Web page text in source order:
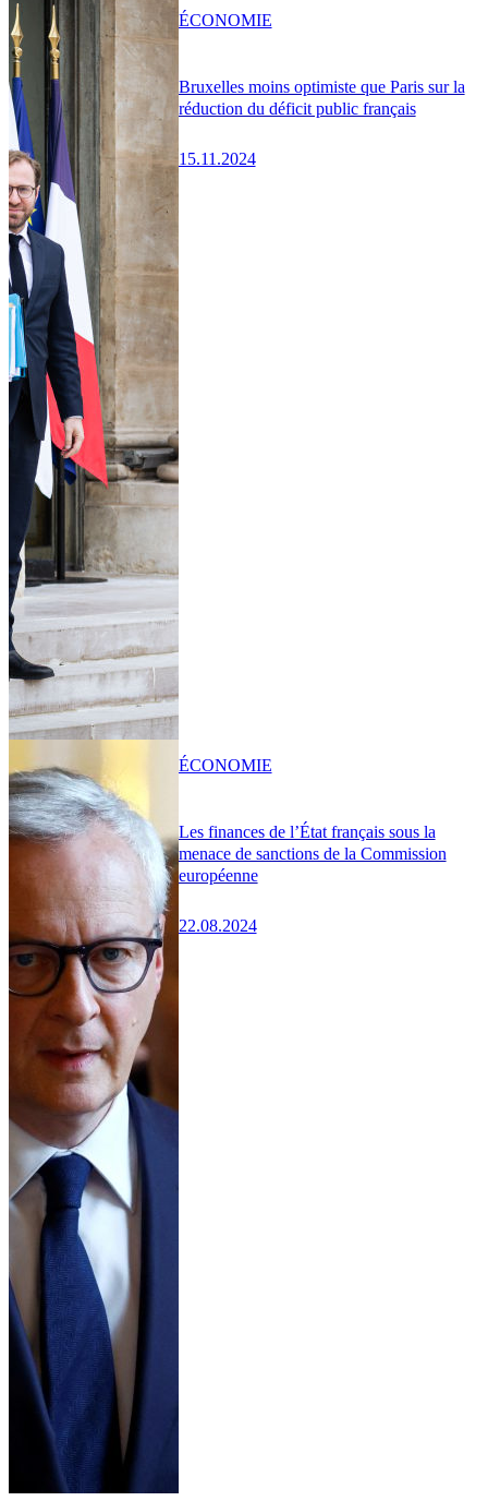
Bruxelles moins optimiste que Paris sur la
réduction du déficit public français
15.11.2024
ÉCONOMIE
Les finances de l’État français sous la
menace de sanctions de la Commission
européenne
22.08.2024
ÉCONOMIE